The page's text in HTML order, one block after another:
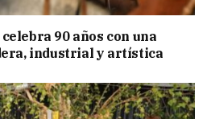
90 años con una
industrial y artística